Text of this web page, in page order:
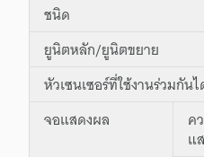
ชนิด
ยูนิตหลัก/ยูนิตขยาย
หัวเซนเซอร์ที่ใช้งานร่วมกัน
จอแสดงผล
ค
แ